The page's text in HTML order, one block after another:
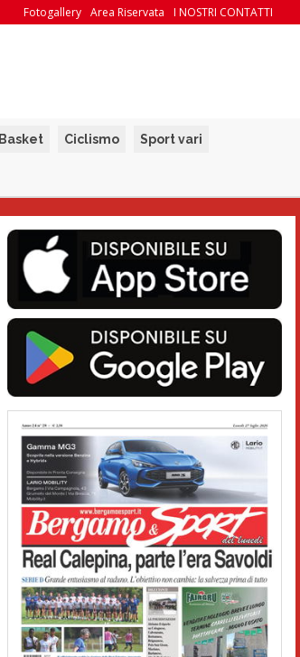
I NOSTRI CONTATTI
Area Riservata
Fotogallery
Basket Ciclismo Sport vari